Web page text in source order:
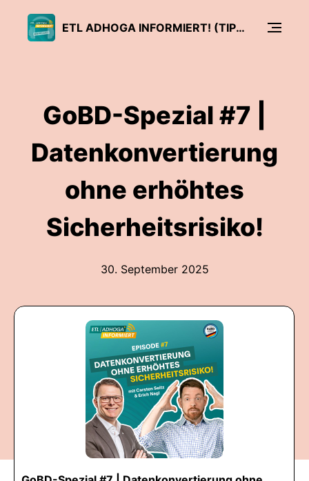
ETL ADHOGA INFORMIERT! (TIPPS FÜR HOTEL- & GASTRO-UNTERNEHMEN)
GoBD-Spezial #7 |
Datenkonvertierung
ohne erhöhtes
Sicherheitsrisiko!
30. September 2025